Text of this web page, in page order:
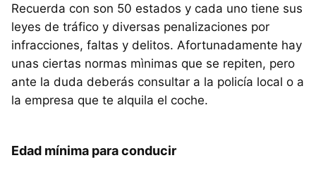
Recuerda con son 50 estados y cada uno tiene sus
leyes de tráfico y diversas penalizaciones por
infracciones, faltas y delitos. Afortunadamente hay
unas ciertas normas mìnimas que se repiten, pero
ante la duda deberás consultar a la policía local o a
la empresa que te alquila el coche.
Edad mínima para conducir